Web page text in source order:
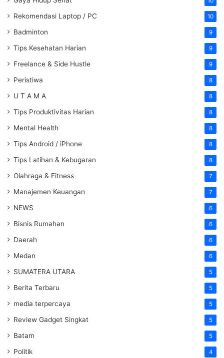
Rekomendasi Laptop / PC 10
Badminton 9
Tips Kesehatan Harian 9
Freelance & Side Hustle 9
Peristiwa 8
U T A M A 8
Tips Produktivitas Harian 8
Mental Health 8
Tips Android / iPhone 8
Tips Latihan & Kebugaran 8
Olahraga & Fitness 7
Manajemen Keuangan 7
NEWS 6
Bisnis Rumahan 6
Daerah 6
Medan 6
SUMATERA UTARA 5
Berita Terbaru 5
media terpercaya 5
Review Gadget Singkat 5
Batam 5
Politik 4